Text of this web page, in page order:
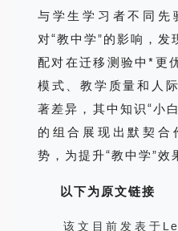
与学生学习者不同先
对“教中学”的影响，
配对在迁移测验中*更
模式、教学质量和人
著差异，其中知识“小
的组合展现出默契合
势，为提升“教中学”效
以下为原文链接
该文目前发表于